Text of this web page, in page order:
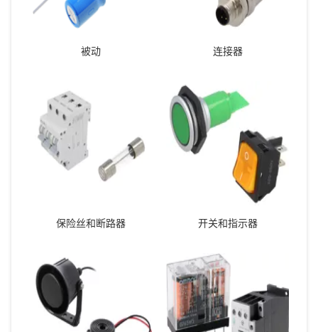
被动 连接器
保险丝和断路器 开关和指示器